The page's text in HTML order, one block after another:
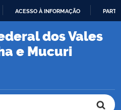
PARA
CONTEÚDO
ACESSO À INFORMAÇÃO
dos Vales
e Mucuri